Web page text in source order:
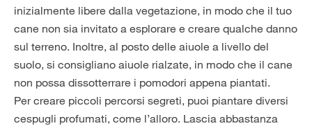
inizialmente libere dalla vegetazione, in modo che il tuo
cane non sia invitato a esplorare e creare qualche danno
sul terreno. Inoltre, al posto delle aiuole a livello del
suolo, si consigliano aiuole rialzate, in modo che il cane
non possa dissotterrare i pomodori appena piantati.
Per creare piccoli percorsi segreti, puoi piantare diversi
cespugli profumati, come l’alloro. Lascia abbastanza